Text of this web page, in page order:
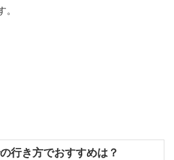
。
行き方でおすすめは？